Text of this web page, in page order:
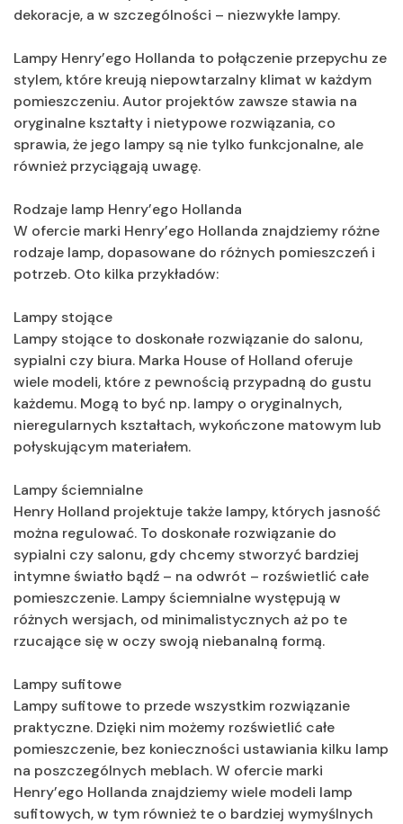
dekoracje, a w szczególności – niezwykłe lampy.
Lampy Henry’ego Hollanda to połączenie przepychu ze
stylem, które kreują niepowtarzalny klimat w każdym
pomieszczeniu. Autor projektów zawsze stawia na
oryginalne kształty i nietypowe rozwiązania, co
sprawia, że jego lampy są nie tylko funkcjonalne, ale
również przyciągają uwagę.
Rodzaje lamp Henry’ego Hollanda
W ofercie marki Henry’ego Hollanda znajdziemy różne
rodzaje lamp, dopasowane do różnych pomieszczeń i
potrzeb. Oto kilka przykładów:
Lampy stojące
Lampy stojące to doskonałe rozwiązanie do salonu,
sypialni czy biura. Marka House of Holland oferuje
wiele modeli, które z pewnością przypadną do gustu
każdemu. Mogą to być np. lampy o oryginalnych,
nieregularnych kształtach, wykończone matowym lub
połyskującym materiałem.
Lampy ściemnialne
Henry Holland projektuje także lampy, których jasność
można regulować. To doskonałe rozwiązanie do
sypialni czy salonu, gdy chcemy stworzyć bardziej
intymne światło bądź – na odwrót – rozświetlić całe
pomieszczenie. Lampy ściemnialne występują w
różnych wersjach, od minimalistycznych aż po te
rzucające się w oczy swoją niebanalną formą.
Lampy sufitowe
Lampy sufitowe to przede wszystkim rozwiązanie
praktyczne. Dzięki nim możemy rozświetlić całe
pomieszczenie, bez konieczności ustawiania kilku lamp
na poszczególnych meblach. W ofercie marki
Henry’ego Hollanda znajdziemy wiele modeli lamp
sufitowych, w tym również te o bardziej wymyślnych